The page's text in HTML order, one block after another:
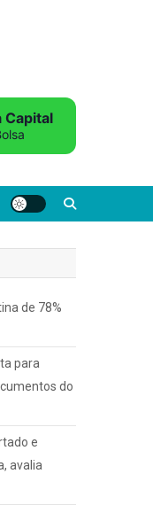
Capital
de 78%
para
do
e
avalia